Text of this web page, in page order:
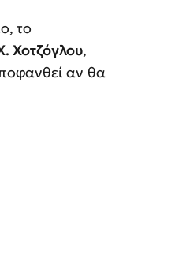
το
Χοτζόγλου,
αν θα